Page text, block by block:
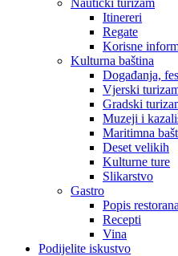
Nautički turizam
Itinereri
Regate
Korisne
Kulturna baština
Događanja,
Vjerski
Gradski
Muzeji i
Maritimna
Deset velikih
Kulturne ture
Slikarstvo
Gastro
Popis
Recepti
Vina
Podijelite iskustvo